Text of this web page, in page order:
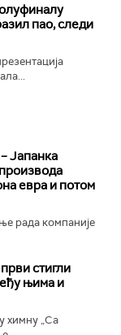
пао, следи
Јапанка
евра и потом
рада компаније
стигли
њима и
химну „Са